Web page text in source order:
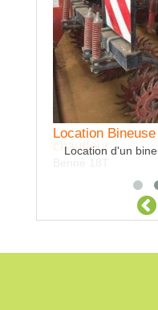
Location
Location d'un
Location
chauffeur